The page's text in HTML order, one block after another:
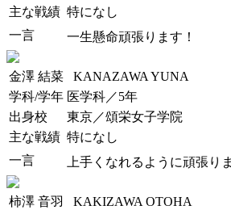
主な戦績 特になし
一言
一生懸命頑張ります！
金澤 結菜
KANAZAWA YUNA
学科/学年 医学科／5年
出身校
東京／頌栄女子学院
主な戦績 特になし
一言
上手くなれるように頑張り
柿澤 音羽
KAKIZAWA OTOHA